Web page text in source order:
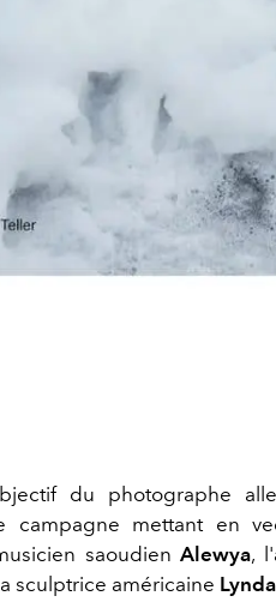
du photographe
campagne mettant en
saoudien Alewya,
sculptrice américaine